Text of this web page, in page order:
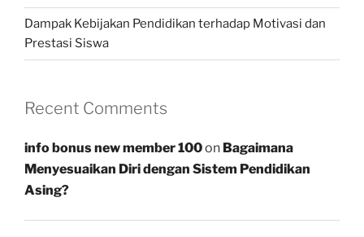
Dampak Kebijakan Pendidikan terhadap Motivasi dan
Prestasi Siswa
Recent Comments
info bonus new member 100on Bagaimana
Menyesuaikan Diri dengan Sistem Pendidikan
Asing?